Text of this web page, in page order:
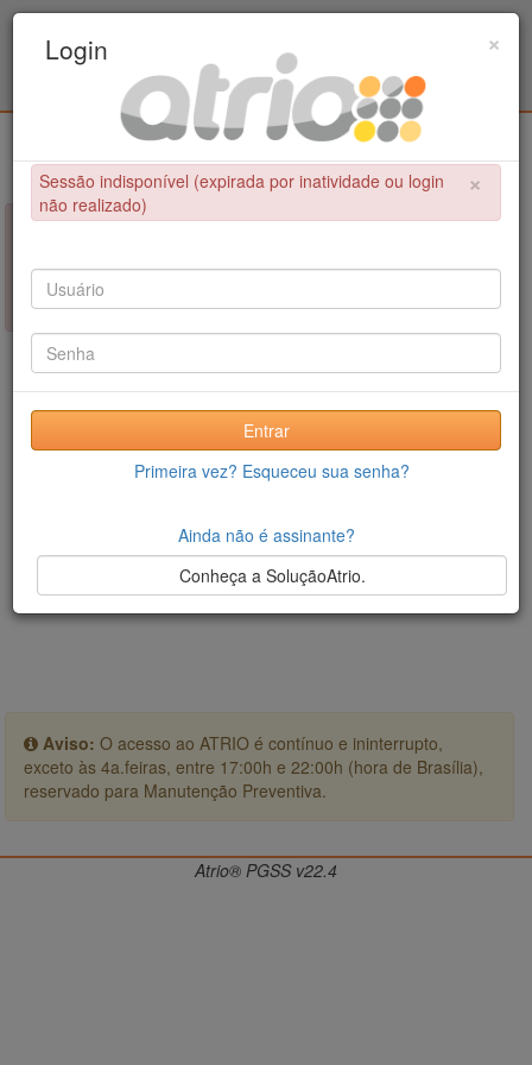
Civil / UPE
×
NÃO FOI POSSÍVEL CONCLUIR A OPERAÇÃO
Sessão indisponível (expirada por inatividade ou login não
realizado)
Aviso: O acesso ao ATRIO é contínuo e ininterrupto,
exceto às 4a.feiras, entre 17:00h e 22:00h (hora de Brasília),
reservado para Manutenção Preventiva.
×
Login
×
Sessão indisponível (expirada por inatividade ou login
não realizado)
Entrar
Primeira vez? Esqueceu sua senha?
Ainda não é assinante?
Conheça a SoluçãoAtrio.
Atrio® PGSS v22.4